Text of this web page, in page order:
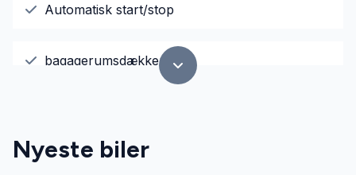
Automatisk start/stop
bagagerumsdækken
el-spejle
Nyeste biler